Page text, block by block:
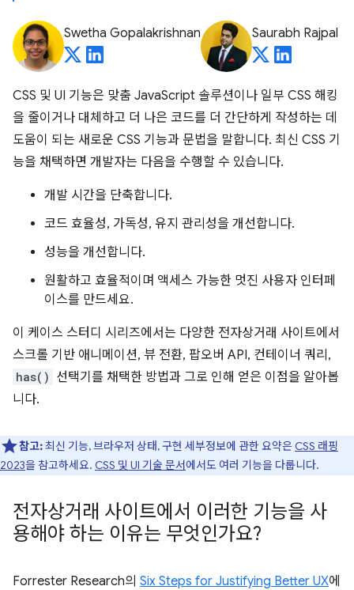
Swetha Gopalakrishnan Saurabh Rajpal
CSS 및 UI 기능은 맞춤 JavaScript 솔루션이나 일부 CSS 해킹
을 줄이거나 대체하고 더 나은 코드를 더 간단하게 작성하는 데
도움이 되는 새로운 CSS 기능과 문법을 말합니다. 최신 CSS 기
능을 채택하면 개발자는 다음을 수행할 수 있습니다.
개발 시간을 단축합니다.
코드 효율성, 가독성, 유지 관리성을 개선합니다.
성능을 개선합니다.
원활하고 효율적이며 액세스 가능한 멋진 사용자 인터페
이스를 만드세요.
이 케이스 스터디 시리즈에서는 다양한 전자상거래 사이트에서
스크롤 기반 애니메이션, 뷰 전환, 팝오버 API, 컨테이너 쿼리,
has() 선택기를 채택한 방법과 그로 인해 얻은 이점을 알아봅
니다.
참고:최신 기능, 브라우저 상태, 구현 세부정보에 관한 요약은 CSS 래핑
2023을 참고하세요. CSS 및 UI 기술 문서에서도 여러 기능을 다룹니다.
전자상거래 사이트에서 이러한 기능을 사
용해야 하는 이유는 무엇인가요?
Forrester Research의 Six Steps for Justifying Better UX에